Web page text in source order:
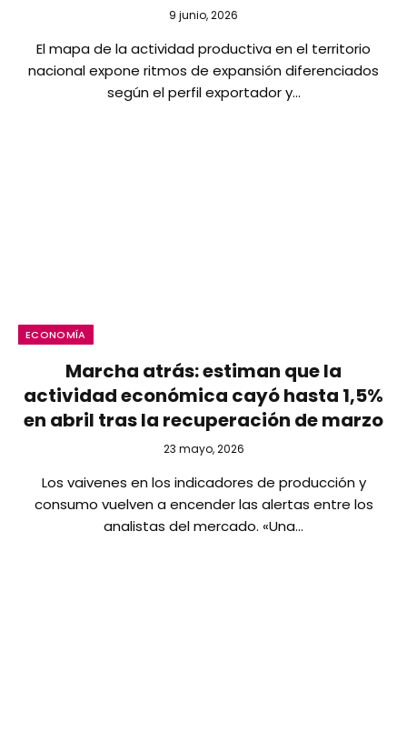
9 junio, 2026
El mapa de la actividad productiva en el territorio
nacional expone ritmos de expansión diferenciados
según el perfil exportador y…
ECONOMÍA
Marcha atrás: estiman que la
actividad económica cayó hasta 1,5%
en abril tras la recuperación de marzo
23 mayo, 2026
Los vaivenes en los indicadores de producción y
consumo vuelven a encender las alertas entre los
analistas del mercado. «Una…